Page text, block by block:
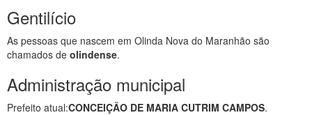
Gentilício
As pessoas que nascem em Olinda Nova do Maranhão são
chamados de olindense.
Administração municipal
Prefeito atual:CONCEIÇÃO DE MARIA CUTRIM CAMPOS.